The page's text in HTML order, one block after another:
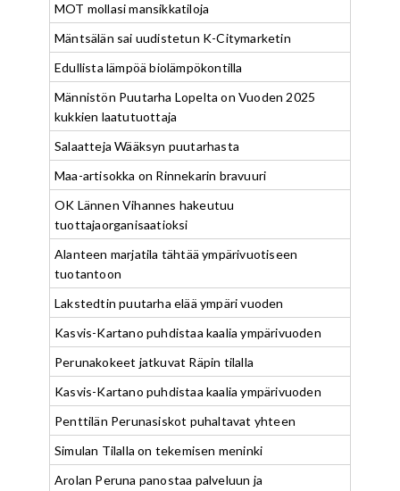
MOT mollasi mansikkatiloja
Mäntsälän sai uudistetun K-Citymarketin
Edullista lämpöä biolämpökontilla
Männistön Puutarha Lopelta on Vuoden 2025
kukkien laatutuottaja
Salaatteja Wääksyn puutarhasta
Maa-artisokka on Rinnekarin bravuuri
OK Lännen Vihannes hakeutuu
tuottajaorganisaatioksi
Alanteen marjatila tähtää ympärivuotiseen
tuotantoon
Lakstedtin puutarha elää ympäri vuoden
Kasvis-Kartano puhdistaa kaalia ympärivuoden
Perunakokeet jatkuvat Räpin tilalla
Kasvis-Kartano puhdistaa kaalia ympärivuoden
Penttilän Perunasiskot puhaltavat yhteen
Simulan Tilalla on tekemisen meninki
Arolan Peruna panostaa palveluun ja